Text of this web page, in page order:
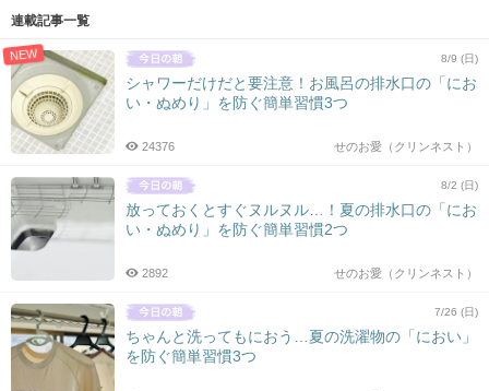
連載記事一覧
NEW 8/9 (日)
シャワーだけだと要注意！お風呂の排水口の「にお
い・ぬめり」を防ぐ簡単習慣3つ
せのお愛（クリンネスト）
24376
8/2 (日)
放っておくとすぐヌルヌル…！夏の排水口の「にお
い・ぬめり」を防ぐ簡単習慣2つ
せのお愛（クリンネスト）
2892
7/26 (日)
ちゃんと洗ってもにおう…夏の洗濯物の「におい」
を防ぐ簡単習慣3つ